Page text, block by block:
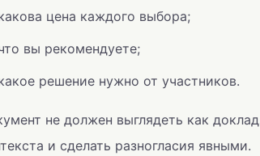
цена каждого выбора;
вы рекомендуете;
решение нужно от участников.
не должен выглядеть как
и сделать разногласия явными.